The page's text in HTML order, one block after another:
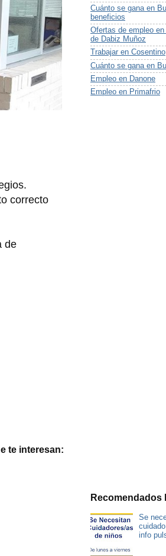
correcto
de
te interesan:
Cuánto se gana en
beneficios
Ofertas de empleo
de Dabiz Muñoz
Trabajar en Cosentino
Cuánto se gana en
Empleo en Danone
Empleo en Primafrio
Recomendados
Se
info